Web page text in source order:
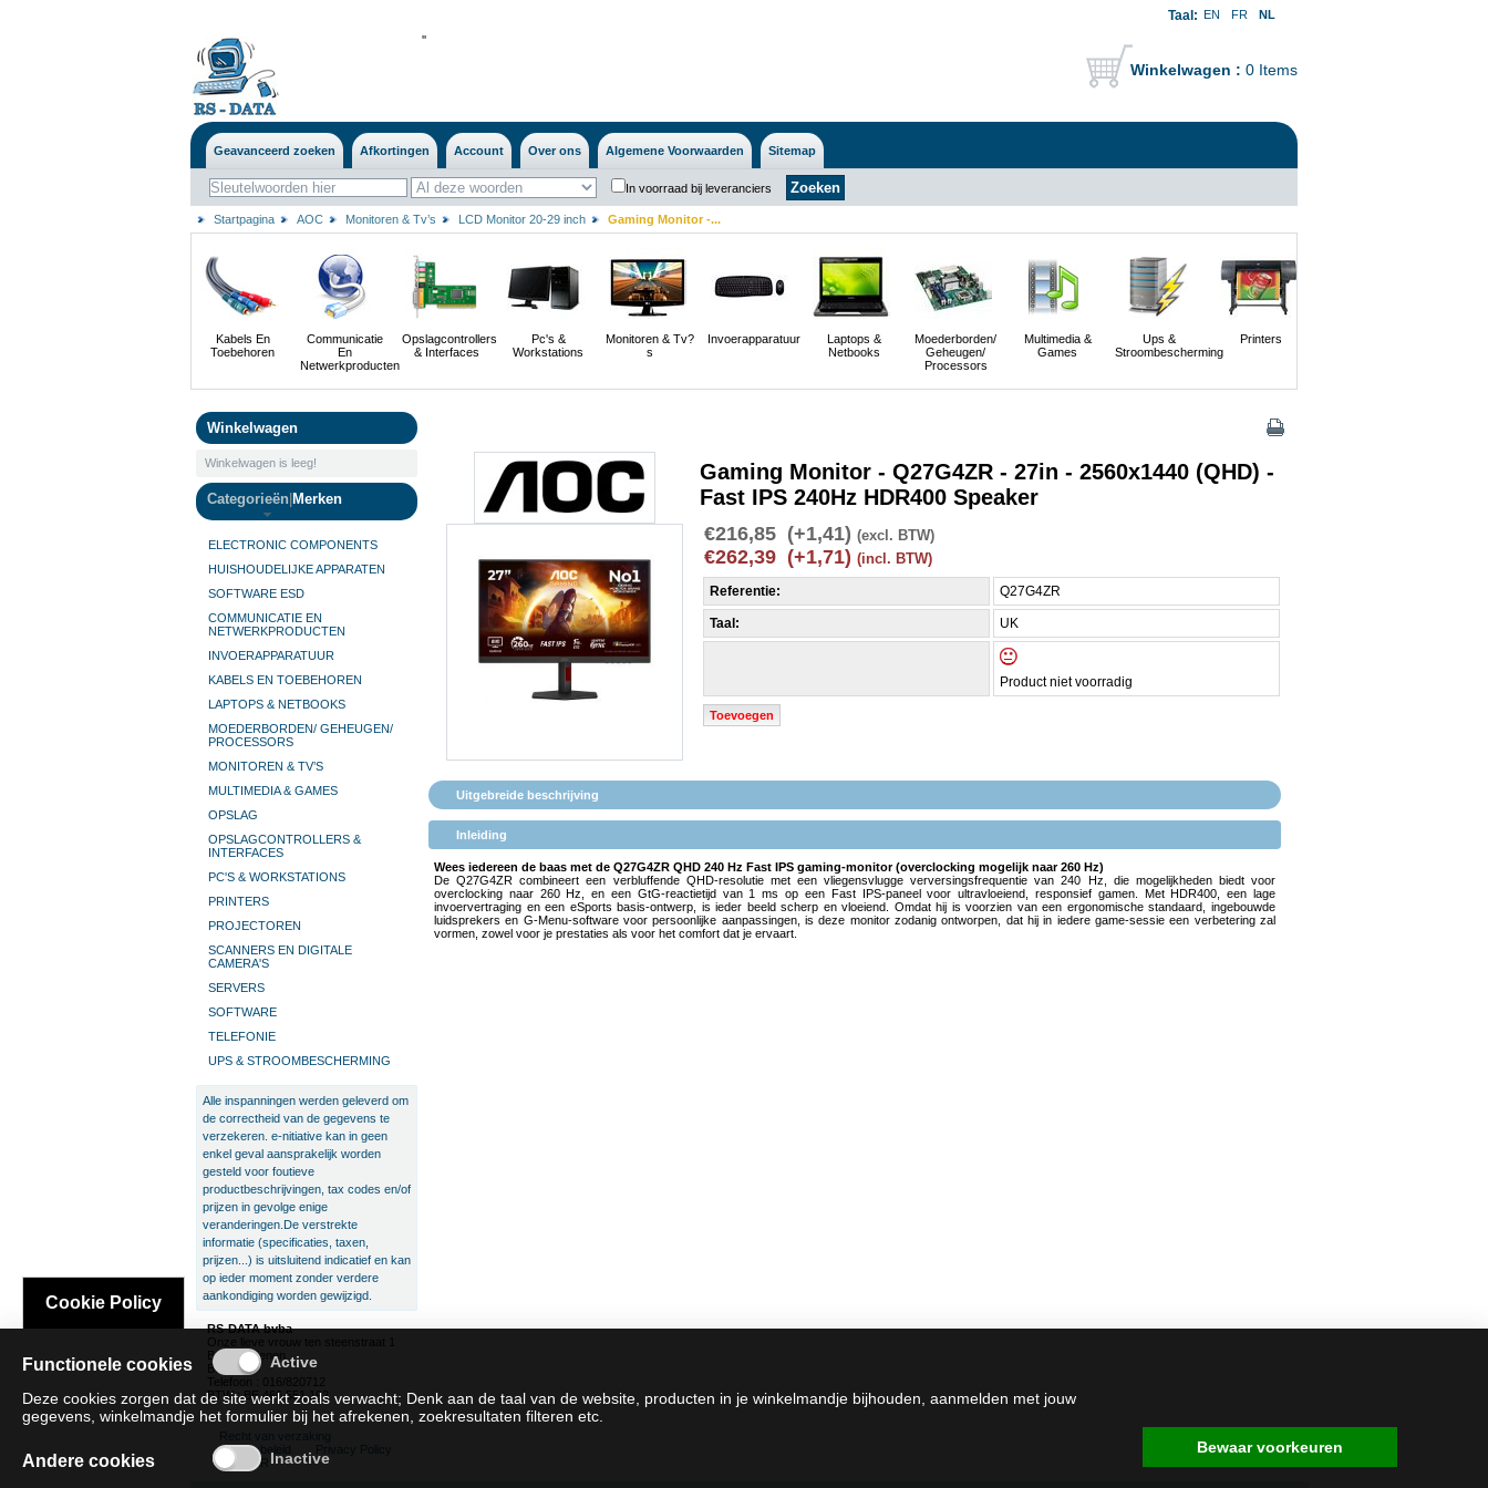
Taal: EN FR
NL
''
Winkelwagen : 0 Items
Geavanceerd zoeken Afkortingen Account Over ons Algemene Voorwaarden Sitemap
In voorraad bij leveranciers
Startpagina AOC Monitoren & Tv’s LCD Monitor 20-29 inch Gaming Monitor -...
Kabels En
Toebehoren
Communicatie
En
Netwerkproducten
Opslagcontrollers
& Interfaces
Pc's &
Workstations
Monitoren & Tv?
s
Invoerapparatuur
Laptops &
Netbooks
Moederborden/
Geheugen/
Processors
Multimedia &
Games
Ups &
Stroombescherming
Printers
Winkelwagen
Winkelwagen is leeg!
Categorieën Merken
ELECTRONIC COMPONENTS
HUISHOUDELIJKE APPARATEN
SOFTWARE ESD
COMMUNICATIE EN
NETWERKPRODUCTEN
INVOERAPPARATUUR
KABELS EN TOEBEHOREN
LAPTOPS & NETBOOKS
MOEDERBORDEN/ GEHEUGEN/
PROCESSORS
MONITOREN & TV’S
MULTIMEDIA & GAMES
OPSLAG
OPSLAGCONTROLLERS &
INTERFACES
PC'S & WORKSTATIONS
PRINTERS
PROJECTOREN
SCANNERS EN DIGITALE
CAMERA'S
SERVERS
SOFTWARE
TELEFONIE
UPS & STROOMBESCHERMING
Alle inspanningen werden geleverd om
de correctheid van de gegevens te
verzekeren. e-nitiative kan in geen
enkel geval aansprakelijk worden
gesteld voor foutieve
productbeschrijvingen, tax codes en/of
prijzen in gevolge enige
veranderingen.De verstrekte
informatie (specificaties, taxen,
prijzen...) is uitsluitend indicatief en kan
op ieder moment zonder verdere
aankondiging worden gewijzigd.
RS-DATA bvba
Onze lieve vrouw ten steenstraat 1
B-3300 Tienen
België
Telefoon : 016/820712
BTW : BE 466.551.192
Recht van verzaking
Cookie beleid
Privacy Policy
SAT/SAR
Gaming Monitor - Q27G4ZR - 27in - 2560x1440 (QHD) -
Fast IPS 240Hz HDR400 Speaker
€216,85 (+1,41) (excl. BTW)
€262,39 (+1,71) (incl. BTW)
Referentie: Q27G4ZR
Taal: UK
Product niet voorradig
Toevoegen
Uitgebreide beschrijving
Inleiding
Wees iedereen de baas met de Q27G4ZR QHD 240 Hz Fast IPS gaming-monitor (overclocking mogelijk naar 260 Hz)
De Q27G4ZR combineert een verbluffende QHD-resolutie met een vliegensvlugge verversingsfrequentie van 240 Hz, die mogelijkheden biedt voor
overclocking naar 260 Hz, en een GtG-reactietijd van 1 ms op een Fast IPS-paneel voor ultravloeiend, responsief gamen. Met HDR400, een lage
invoervertraging en een eSports basis-ontwerp, is ieder beeld scherp en vloeiend. Omdat hij is voorzien van een ergonomische standaard, ingebouwde
luidsprekers en G-Menu-software voor persoonlijke aanpassingen, is deze monitor zodanig ontworpen, dat hij in iedere game-sessie een verbetering zal
vormen, zowel voor je prestaties als voor het comfort dat je ervaart.
Cookie Policy
Functionele cookies
Deze cookies zorgen dat de site werkt zoals verwacht; Denk aan de taal van de website, producten in je winkelmandje bijhouden, aanmelden met jouw
gegevens, winkelmandje het formulier bij het afrekenen, zoekresultaten filteren etc.
Andere cookies
Bewaar voorkeuren